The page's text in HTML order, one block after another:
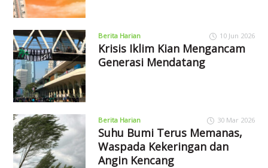
Berita Harian 10 Jun 2026
Krisis Iklim Kian Mengancam
Generasi Mendatang
Berita Harian 30 Mar 2026
Suhu Bumi Terus Memanas,
Waspada Kekeringan dan
Angin Kencang